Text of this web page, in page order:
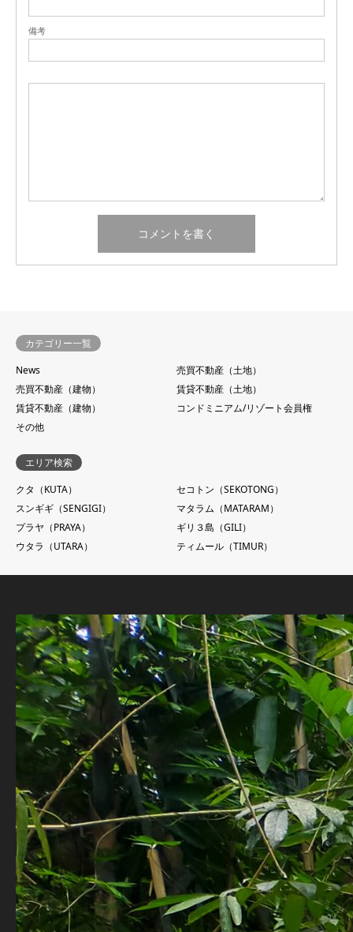
備考
カテゴリー一覧
News
売買不動産（土地）
売買不動産（建物）
賃貸不動産（土地）
賃貸不動産（建物）
コンドミニアム/リゾート会員権
その他
エリア検索
クタ（KUTA）
セコトン（SEKOTONG）
スンギギ（SENGIGI）
マタラム（MATARAM）
プラヤ（PRAYA）
ギリ３島（GILI）
ウタラ（UTARA）
ティムール（TIMUR）